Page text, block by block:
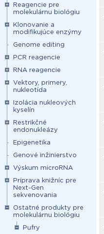
Reagencie pre
molekulárnu biológiu
Klonovanie a
modifikujúce enzýmy
Genome editing
PCR reagencie
RNA reagencie
Vektory, primery,
nukleotída
Izolácia nukleových
kyselín
Restrikčné
endonukleázy
Epigenetika
Genové inžinierstvo
Výskum microRNA
Príprava knižníc pre
Next-Gen
sekvenovania
Ostatné produkty pre
molekulárnu biológiu
Pufry